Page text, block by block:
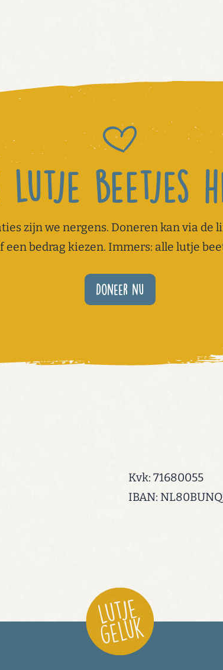
beetjes
zijn we nergens. Doneren kan via de
een bedrag kiezen. Immers: alle lutje
Doneer nu
Kvk: 71680055
IBAN: